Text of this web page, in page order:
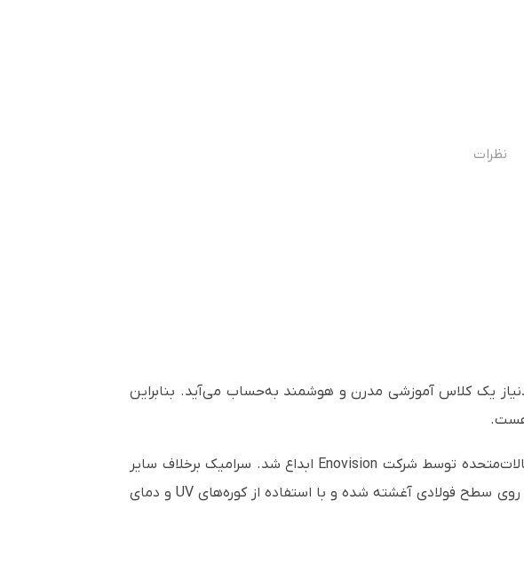
نظرات
یک کلاس آموزشی مدرن و هوشمند به‌حساب می‌آید. بنابراین
هست.
توسط شرکت Enovision ابداع شد. سرامیک برخلاف سایر
سطح فولادی آغشته شده و با استفاده از کوره‌های UVو دمای